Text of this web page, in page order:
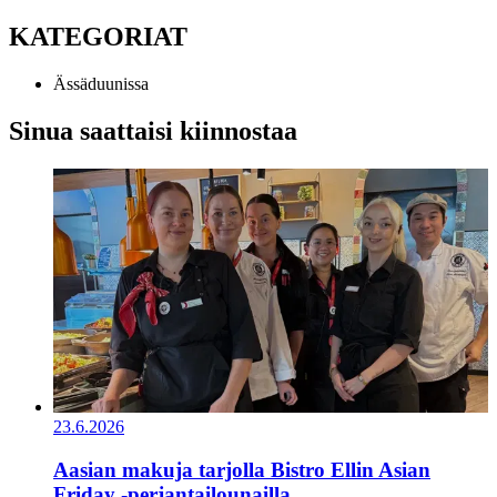
KATEGORIAT
Ässäduunissa
Sinua saattaisi kiinnostaa
23.6.2026
Aasian makuja tarjolla Bistro Ellin Asian